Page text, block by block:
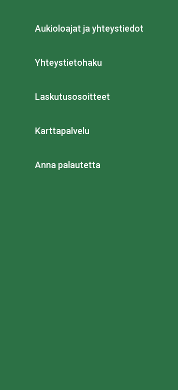
Aukioloajat ja yhteystiedot
Yhteystietohaku
Laskutusosoitteet
Karttapalvelu
Anna palautetta